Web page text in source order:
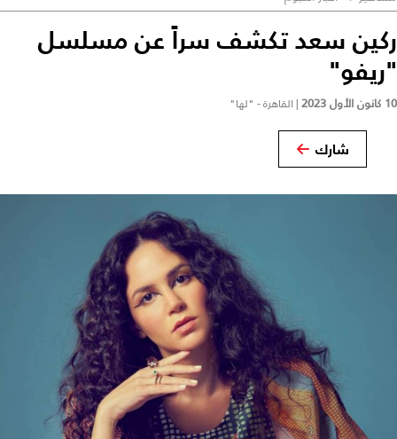
ركين سعد تكشف سراً عن مسلسل
"ريفو"
10 كانون الأول 2023 | القاهرة - "لها"
شارك